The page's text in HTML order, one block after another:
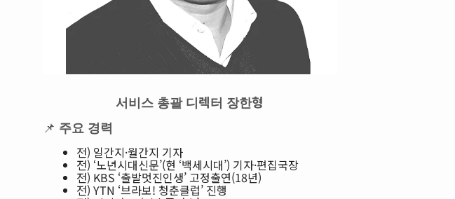
서비스 총괄 디렉터 장한형
📌 주요 경력
전) 일간지·월간지 기자
전) ‘노년시대신문’(현 ‘백세시대’) 기자·편집국장
전) KBS ‘출발멋진인생’ 고정출연(18년)
전) YTN ‘브라보! 청춘클럽’ 진행